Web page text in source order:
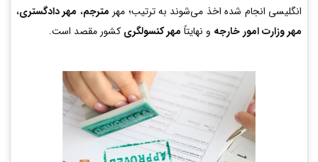
انگلیسی انجام شده اخذ می‌شوند به ترتیب؛ مهر مترجم، مهر دادگستری،
مهر وزارت امور خارجه و نهایتاً مهر کنسولگری کشور مقصد است.